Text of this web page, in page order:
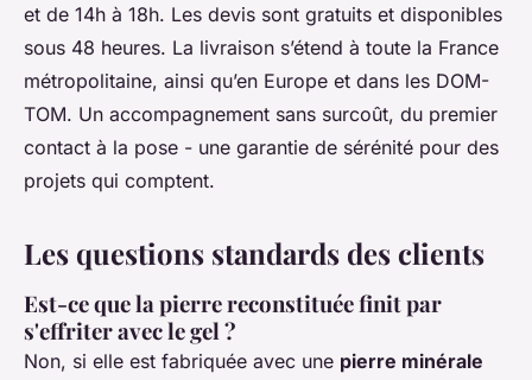
et de 14h à 18h. Les devis sont gratuits et disponibles
sous 48 heures. La livraison s’étend à toute la France
métropolitaine, ainsi qu’en Europe et dans les DOM-
TOM. Un accompagnement sans surcoût, du premier
contact à la pose - une garantie de sérénité pour des
projets qui comptent.
Les questions standards des clients
Est-ce que la pierre reconstituée finit par
s'effriter avec le gel ?
Non, si elle est fabriquée avec une pierre minérale